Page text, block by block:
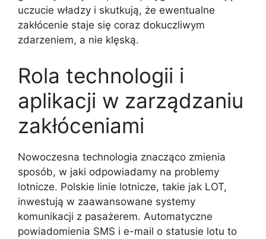
uczucie władzy i skutkują, że ewentualne
zakłócenie staje się coraz dokuczliwym
zdarzeniem, a nie klęską.
Rola technologii i
aplikacji w zarządzaniu
zakłóceniami
Nowoczesna technologia znacząco zmienia
sposób, w jaki odpowiadamy na problemy
lotnicze. Polskie linie lotnicze, takie jak LOT,
inwestują w zaawansowane systemy
komunikacji z pasażerem. Automatyczne
powiadomienia SMS i e-mail o statusie lotu to